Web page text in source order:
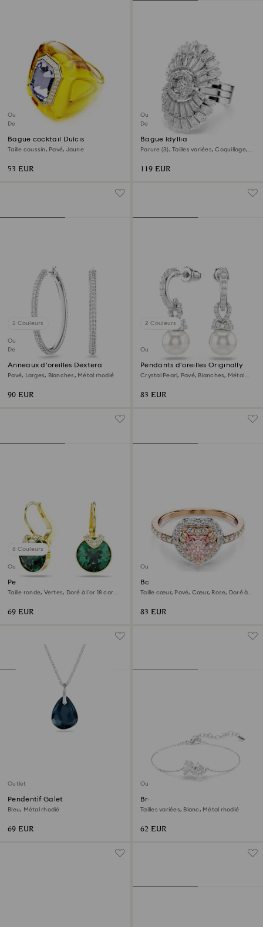
Outlet
Dernière chance
Bague cocktail Dulcis
Taille coussin, Pavé, Jaune
53 EUR
Outlet
Dernière chance
Bague Idyllia
Parure (3), Tailles variées, Coquillage,
119 EUR
2 Couleurs
Outlet
Dernière chance
Anneaux d'oreilles Dextera
Pavé, Larges, Blanches, Métal rhodié
90 EUR
2 Couleurs
Outlet
Pendants d'oreilles Originally
Crystal Pearl, Pavé, Blanches, Métal
83 EUR
8 Couleurs
Outlet
Pendants d'oreilles Bella V
Taille ronde, Vertes, Doré à l’or 18 carats
69 EUR
Outlet
Bague avec motif One
Taille cœur, Pavé, Cœur, Rose, Doré à
83 EUR
Outlet
Pendentif Galet
Bleu, Métal rhodié
69 EUR
Outlet
Bracelet Mesmera
Tailles variées, Blanc, Métal rhodié
62 EUR